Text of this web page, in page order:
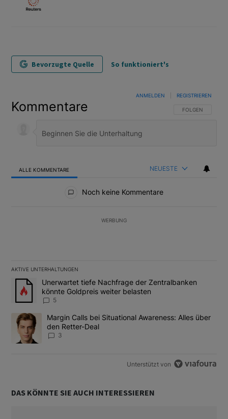
Bevorzugte Quelle So funktioniert's
Kommentare FOLGE DIESER
FOLGEN
ANMELDEN REGISTRIEREN
ALLE KOMMENTARE NEUESTE
Noch keine Kommentare
WERBUNG
AKTIVE UNTERHALTUNGEN
Das Folgende ist eine Liste der am meisten kommentierten
Ein Trendartikel mit dem Titel "Unerwartet tiefe Nachfrage der
Unerwartet tiefe Nachfrage der Zentralbanken
könnte Goldpreis weiter belasten
5
Ein Trendartikel mit dem Titel "Margin Calls bei Situational
Margin Calls bei Situational Awareness: Alles über
den Retter-Deal
3
Unterstützt von
DAS KÖNNTE SIE AUCH INTERESSIEREN